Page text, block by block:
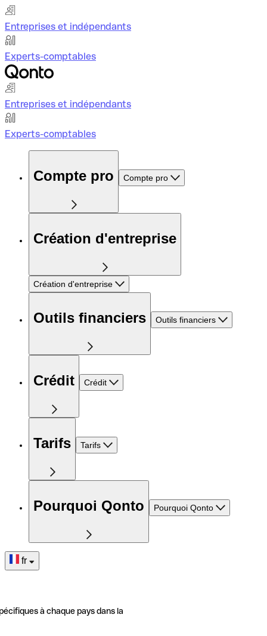
Entreprises et indépendants
Experts-comptables
Entreprises et indépendants
Experts-comptables
Compte pro Compte pro
Création d'entreprise
Création d'entreprise
Outils financiers Outils financiers
Crédit Crédit
Tarifs Tarifs
Pourquoi Qonto Pourquoi Qonto
fr
à chaque pays dans la